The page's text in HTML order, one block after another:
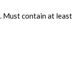
Must contain at least